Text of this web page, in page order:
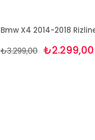
₺2.299,00
₺3.299,00